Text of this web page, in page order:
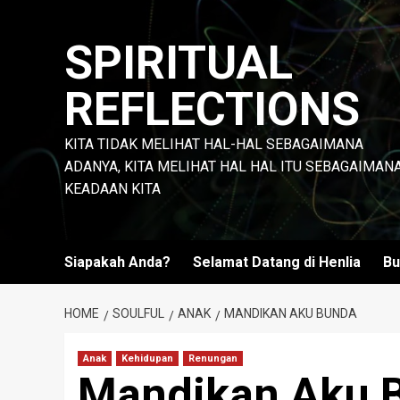
SPIRITUAL
REFLECTIONS
KITA TIDAK MELIHAT HAL-HAL SEBAGAIMANA
ADANYA, KITA MELIHAT HAL HAL ITU
KEADAAN KITA
Siapakah Anda? Selamat Datang di Henlia
HOME SOULFUL ANAK MANDIKAN AKU BUNDA
Anak Kehidupan Renungan